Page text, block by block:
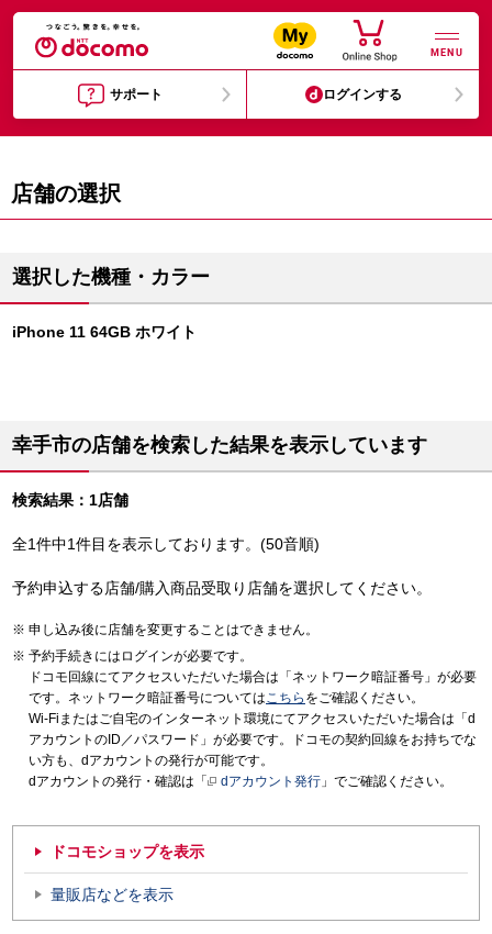
MENU
サポート ログインする
店舗の選択
選択した機種・カラー
iPhone 11 64GB ホワイト
幸手市の店舗を検索した結果を表示しています
検索結果：1店舗
全1件中1件目を表示しております。(50音順)
予約申込する店舗/購入商品受取り店舗を選択してください。
申し込み後に店舗を変更することはできません。
予約手続きにはログインが必要です。
ドコモ回線にてアクセスいただいた場合は「ネットワーク暗証番号」が必要
です。ネットワーク暗証番号についてはこちら をご確認ください。
Wi-Fiまたはご自宅のインターネット環境にてアクセスいただいた場合は「d
アカウントのID／パスワード」が必要です。ドコモの契約回線をお持ちでな
い方も、dアカウントの発行が可能です。
dアカウントの発行・確認は「
dアカウント発行 」でご確認ください。
ドコモショップを表示
量販店などを表示